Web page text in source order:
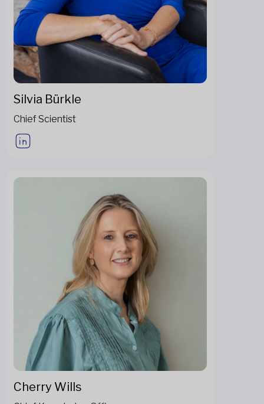
Silvia Bürkle
Chief Scientist
Cherry Wills